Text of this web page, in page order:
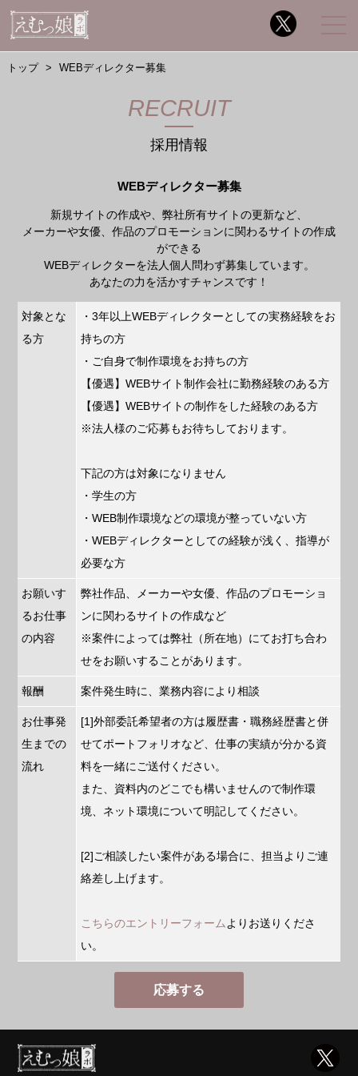
トップ WEBディレクター募集
RECRUIT
採用情報
WEBディレクター募集
新規サイトの作成や、弊社所有サイトの更新など、
メーカーや女優、作品のプロモーションに関わるサイトの作成
ができる
WEBディレクターを法人個人問わず募集しています。
あなたの力を活かすチャンスです！
対象とな
る方
・3年以上WEBディレクターとしての実務経験をお
持ちの方
・ご自身で制作環境をお持ちの方
【優遇】WEBサイト制作会社に勤務経験のある方
【優遇】WEBサイトの制作をした経験のある方
※法人様のご応募もお待ちしております。
下記の方は対象になりません
・学生の方
・WEB制作環境などの環境が整っていない方
・WEBディレクターとしての経験が浅く、指導が
必要な方
お願いす
るお仕事
の内容
弊社作品、メーカーや女優、作品のプロモーショ
ンに関わるサイトの作成など
※案件によっては弊社（所在地）にてお打ち合わ
せをお願いすることがあります。
報酬 案件発生時に、業務内容により相談
お仕事発
生までの
流れ
[1]外部委託希望者の方は履歴書・職務経歴書と併
せてポートフォリオなど、仕事の実績が分かる資
料を一緒にご送付ください。
また、資料内のどこでも構いませんので制作環
境、ネット環境について明記してください。
[2]ご相談したい案件がある場合に、担当よりご連
絡差し上げます。
こちらのエントリーフォーム よりお送りくださ
い。
応募する